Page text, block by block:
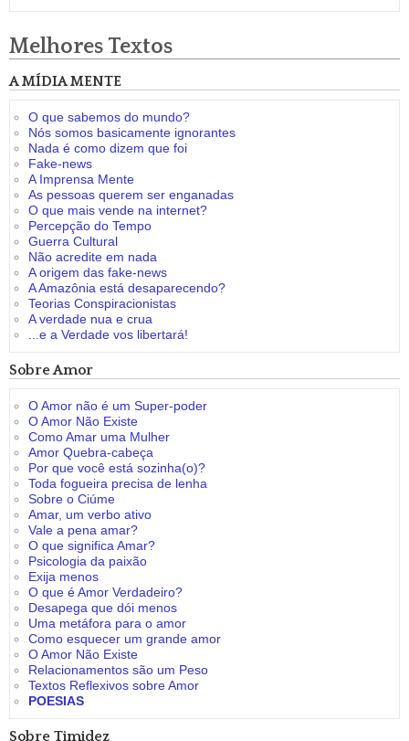
Melhores Textos
A MÍDIA MENTE
O que sabemos do mundo?
Nós somos basicamente ignorantes
Nada é como dizem que foi
Fake-news
A Imprensa Mente
As pessoas querem ser enganadas
O que mais vende na internet?
Percepção do Tempo
Guerra Cultural
Não acredite em nada
A origem das fake-news
A Amazônia está desaparecendo?
Teorias Conspiracionistas
A verdade nua e crua
...e a Verdade vos libertará!
Sobre Amor
O Amor não é um Super-poder
O Amor Não Existe
Como Amar uma Mulher
Amor Quebra-cabeça
Por que você está sozinha(o)?
Toda fogueira precisa de lenha
Sobre o Ciúme
Amar, um verbo ativo
Vale a pena amar?
O que significa Amar?
Psicologia da paixão
Exija menos
O que é Amor Verdadeiro?
Desapega que dói menos
Uma metáfora para o amor
Como esquecer um grande amor
O Amor Não Existe
Relacionamentos são um Peso
Textos Reflexivos sobre Amor
POESIAS
Sobre Timidez